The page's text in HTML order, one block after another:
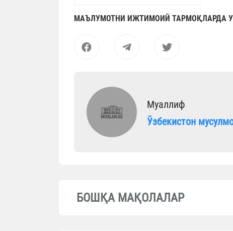
МАЪЛУМОТНИ ИЖТИМОИЙ ТАРМОҚЛАРДА
Муаллиф
Ўзбекистон
БОШҚА МАҚОЛАЛАР